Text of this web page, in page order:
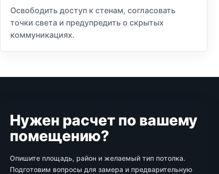
Освободить доступ к стенам, согласовать
точки света и предупредить о скрытых
коммуникациях.
Нужен расчет по вашему
помещению?
Опишите площадь, район и желаемый тип потолка.
Подготовим вопросы для замера и предварительную